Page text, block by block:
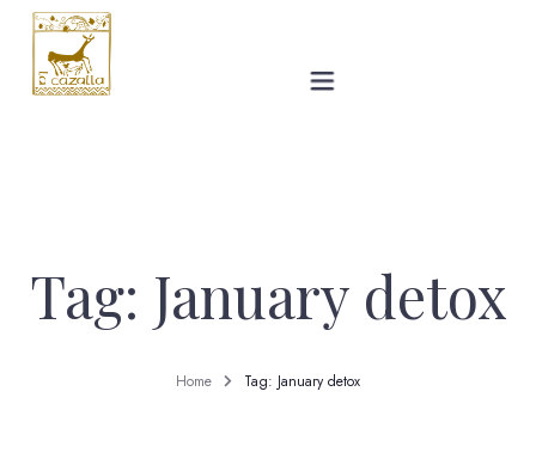
Tag: January detox
Home Tag: January detox